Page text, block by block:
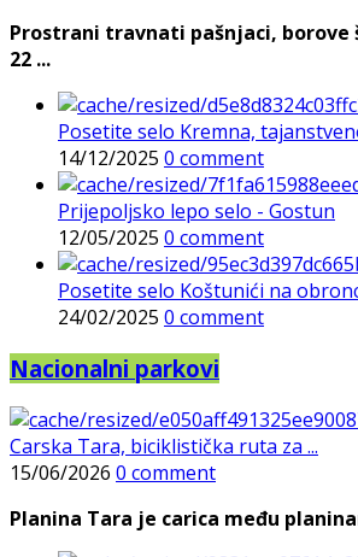
Prostrani travnati pašnjaci,
22 ...
Posetite selo Kremna,
14/12/2025 0 comment
Prijepoljsko lepo selo - Gostun
12/05/2025 0 comment
Posetite selo Koštunići na
24/02/2025 0 comment
Nacionalni parkovi
Carska Tara, biciklistička ruta za ...
15/06/2026 0 comment
Planina Tara je carica među